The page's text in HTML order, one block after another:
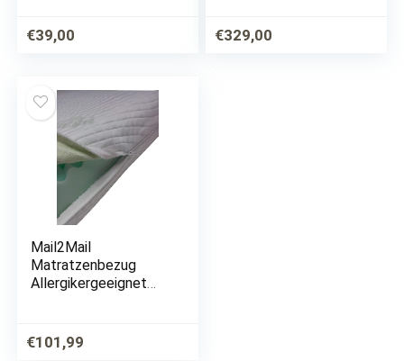
60 Grad waschbar –
4-seitiger
€39,00 €329,00
Mail2Mail
Matratzenbezug
Allergikergeeignet
aloevera Easy clean,
Matratzenschoner,
€101,99